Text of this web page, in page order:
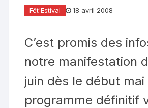
Fêt'Estival 18 avril 2008
C’est promis des
notre manifestation
juin dès le début mai
programme définitif